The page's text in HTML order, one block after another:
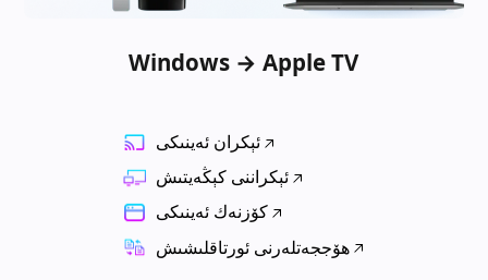
Windows → Apple TV
ئېكران ئەينىكى
ئېكراننى كېڭەيتىش
كۆزنەك ئەينىكى
ھۆججەتلەرنى ئورتاقلىشىش